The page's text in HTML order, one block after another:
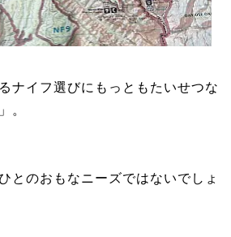
ナイフ選びにもっともたいせつな
。
とのおもなニーズではないでしょ